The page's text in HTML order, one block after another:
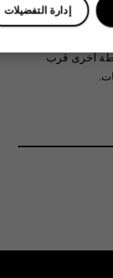
إلى الجهاز. لا
أخرى قرب
إدارة التفضيلات